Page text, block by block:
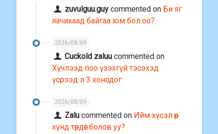
zuvulguu.guy commented on Би яг
яачихаад байгаа юм бол оо?
2026/08/09
Cuckold zaluu commented on
Хүчлээд поо үзэхгүй тэсэхэд
үсрээд л 3 хонодог
2026/08/09
Zalu commented on Ийм хүсэл өөр
хүнд төрдөг болов уу?